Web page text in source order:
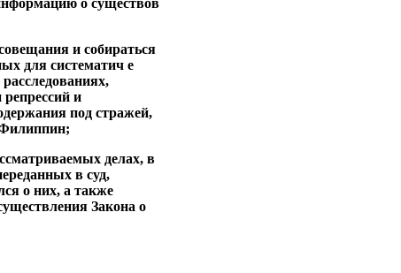
о существов
и собираться
для систематич е
репрессий и
под стражей,
делах, в
в суд,
о них, а также
Закона о